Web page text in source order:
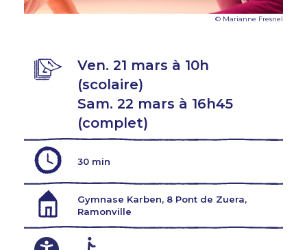
© Marianne Fresnel
Ven. 21 mars à 10h
(scolaire)
Sam. 22 mars à 16h45
(complet)
30 min
Gymnase Karben, 8 Pont de Zuera,
Ramonville